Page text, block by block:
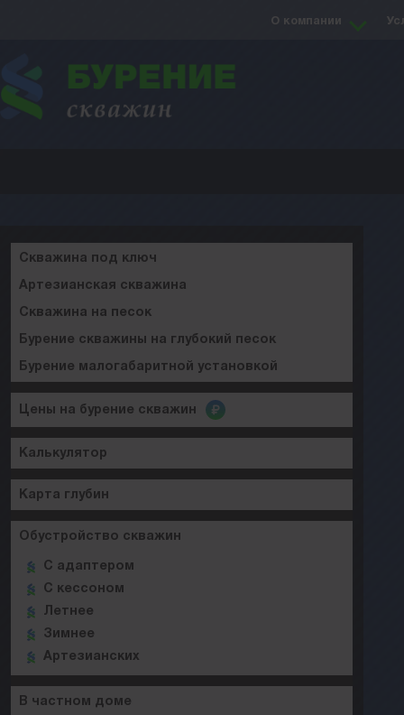
О компании
Скважина под ключ
Артезианская скважина
Скважина на песок
Бурение скважины на глубокий песок
Бурение малогабаритной установкой
Цены на бурение скважин
Калькулятор
Карта глубин
Обустройство скважин
C адаптером
C кессоном
Летнее
Зимнее
Артезианских
В частном доме